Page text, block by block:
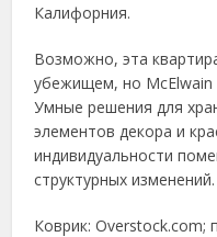
Калифорния.
Возможно, эта
убежищем, но McElwain
Умные решения для
элементов декора и
индивидуальности
структурных изменений.
Коврик: Overstock.com;